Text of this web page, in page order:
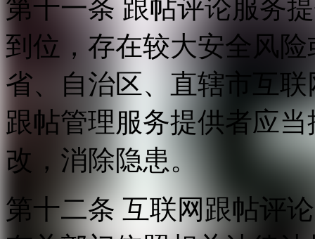
第十一条 跟帖评论服务
到位，存在较大安全风
省、自治区、直辖市互
跟帖管理服务提供者应
改，消除隐患。
第十二条 互联网跟帖评